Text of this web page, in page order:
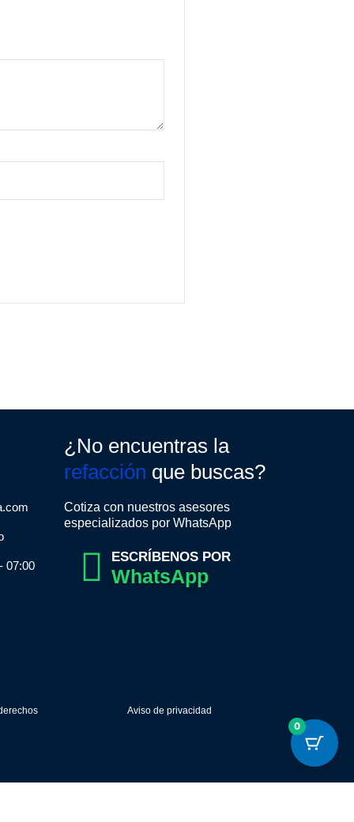
07:00
¿No encuentras la
refacción que buscas?
Cotiza con nuestros asesores
especializados por WhatsApp
ESCRÍBENOS POR
WhatsApp
Aviso de privacidad
0